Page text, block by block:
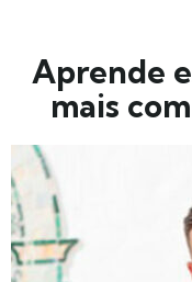
Aprende
mais